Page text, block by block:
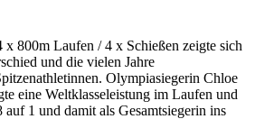
800m Laufen / 4 x Schießen zeigte sich
und die vielen Jahre
Olympiasiegerin Chloe
eine Weltklasseleistung im Laufen und
1 und damit als Gesamtsiegerin ins